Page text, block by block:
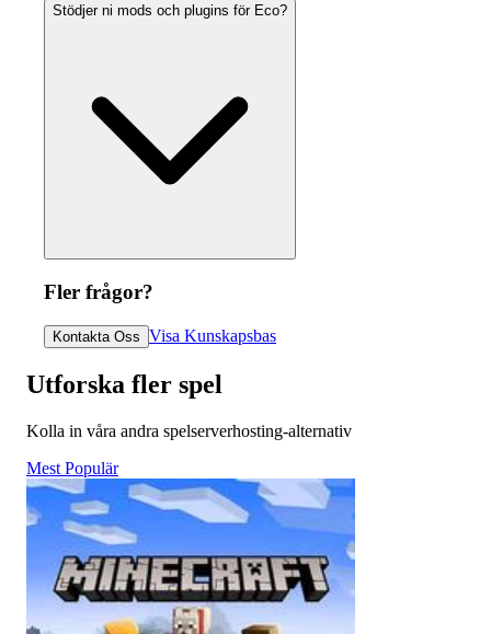
Stödjer ni mods och plugins för Eco?
Fler frågor?
Kontakta Oss Visa Kunskapsbas
Utforska fler spel
Kolla in våra andra spelserverhosting-alternativ
Mest Populär